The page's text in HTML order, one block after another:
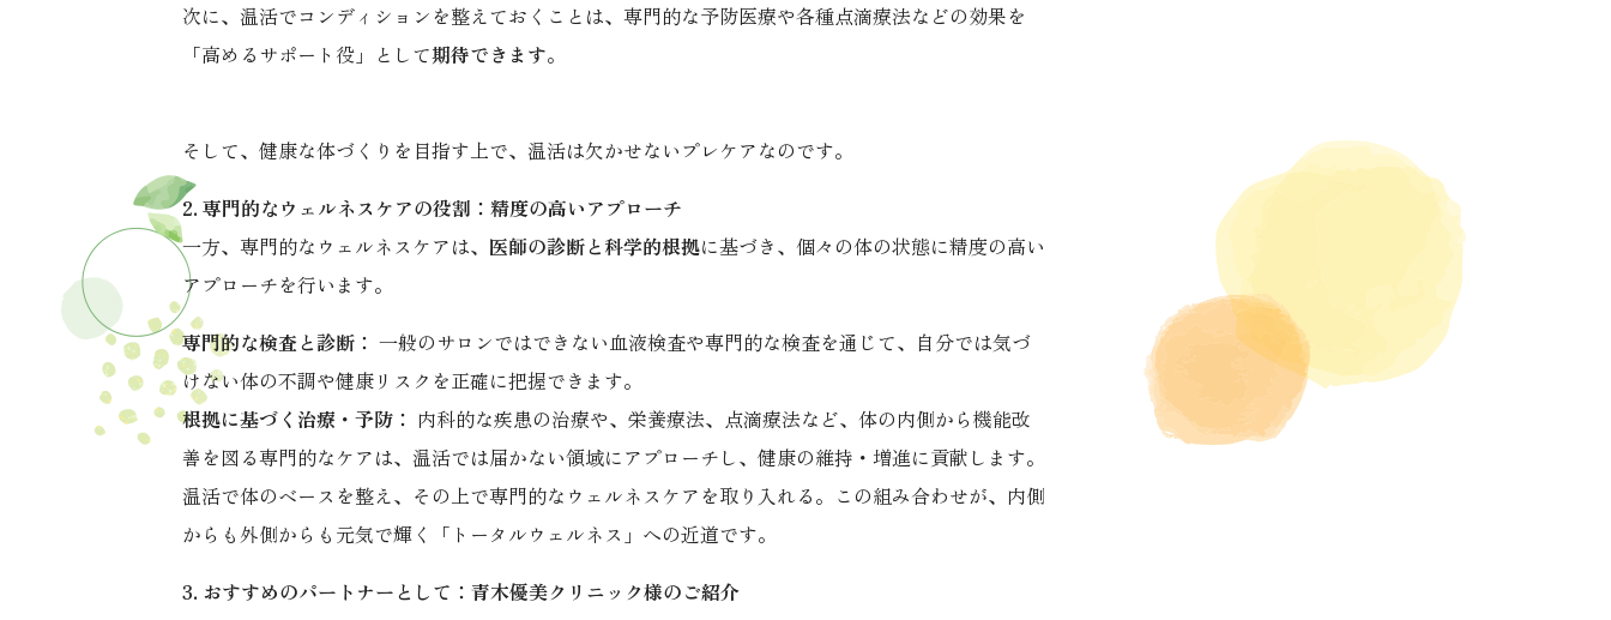
次に、温活でコンディションを整えておくことは、専門的な予防医療や各種点滴療法などの効果を
「高めるサポート役」として期待できます。
そして、健康な体づくりを目指す上で、温活は欠かせないプレケアなのです。
2. 専門的なウェルネスケアの役割：精度の高いアプローチ
一方、専門的なウェルネスケアは、 医師の診断と科学的根拠に基づき、個々の体の状態に精度の高い
アプローチを行います。
専門的な検査と診断： 一般のサロンではできない血液検査や専門的な検査を通じて、自分では気づ
けない体の不調や健康リスクを正確に把握できます。
根拠に基づく治療・予防： 内科的な疾患の治療や、栄養療法、点滴療法など、体の内側から機能改
善を図る専門的なケアは、温活では届かない領域にアプローチし、健康の維持・増進に貢献します。
温活で体のベースを整え、その上で専門的なウェルネスケアを取り入れる。この組み合わせが、内側
からも外側からも元気で輝く「トータルウェルネス」への近道です。
3. おすすめのパートナーとして：青木優美クリニック様のご紹介